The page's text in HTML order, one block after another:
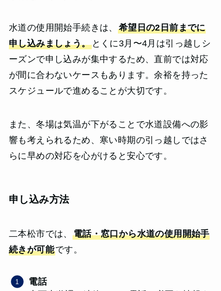
水道の使用開始手続きは、 希望日の2日前までに
申し込みましょう。とくに3月〜4月は引っ越しシ
ーズンで申し込みが集中するため、直前では対応
が間に合わないケースもあります。余裕を持った
スケジュールで進めることが大切です。
また、冬場は気温が下がることで水道設備への影
響も考えられるため、寒い時期の引っ越しではさ
らに早めの対応を心がけると安心です。
申し込み方法
二本松市では、 電話・窓口から水道の使用開始手
続きが可能です。
電話